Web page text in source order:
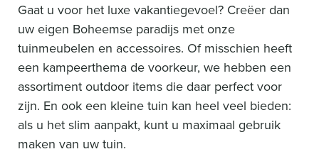
Gaat u voor het luxe vakantiegevoel? Creëer dan
uw eigen Boheemse paradijs met onze
tuinmeubelen en accessoires. Of misschien heeft
een kampeerthema de voorkeur, we hebben een
assortiment outdoor items die daar perfect voor
zijn. En ook een kleine tuin kan heel veel bieden:
als u het slim aanpakt, kunt u maximaal gebruik
maken van uw tuin.